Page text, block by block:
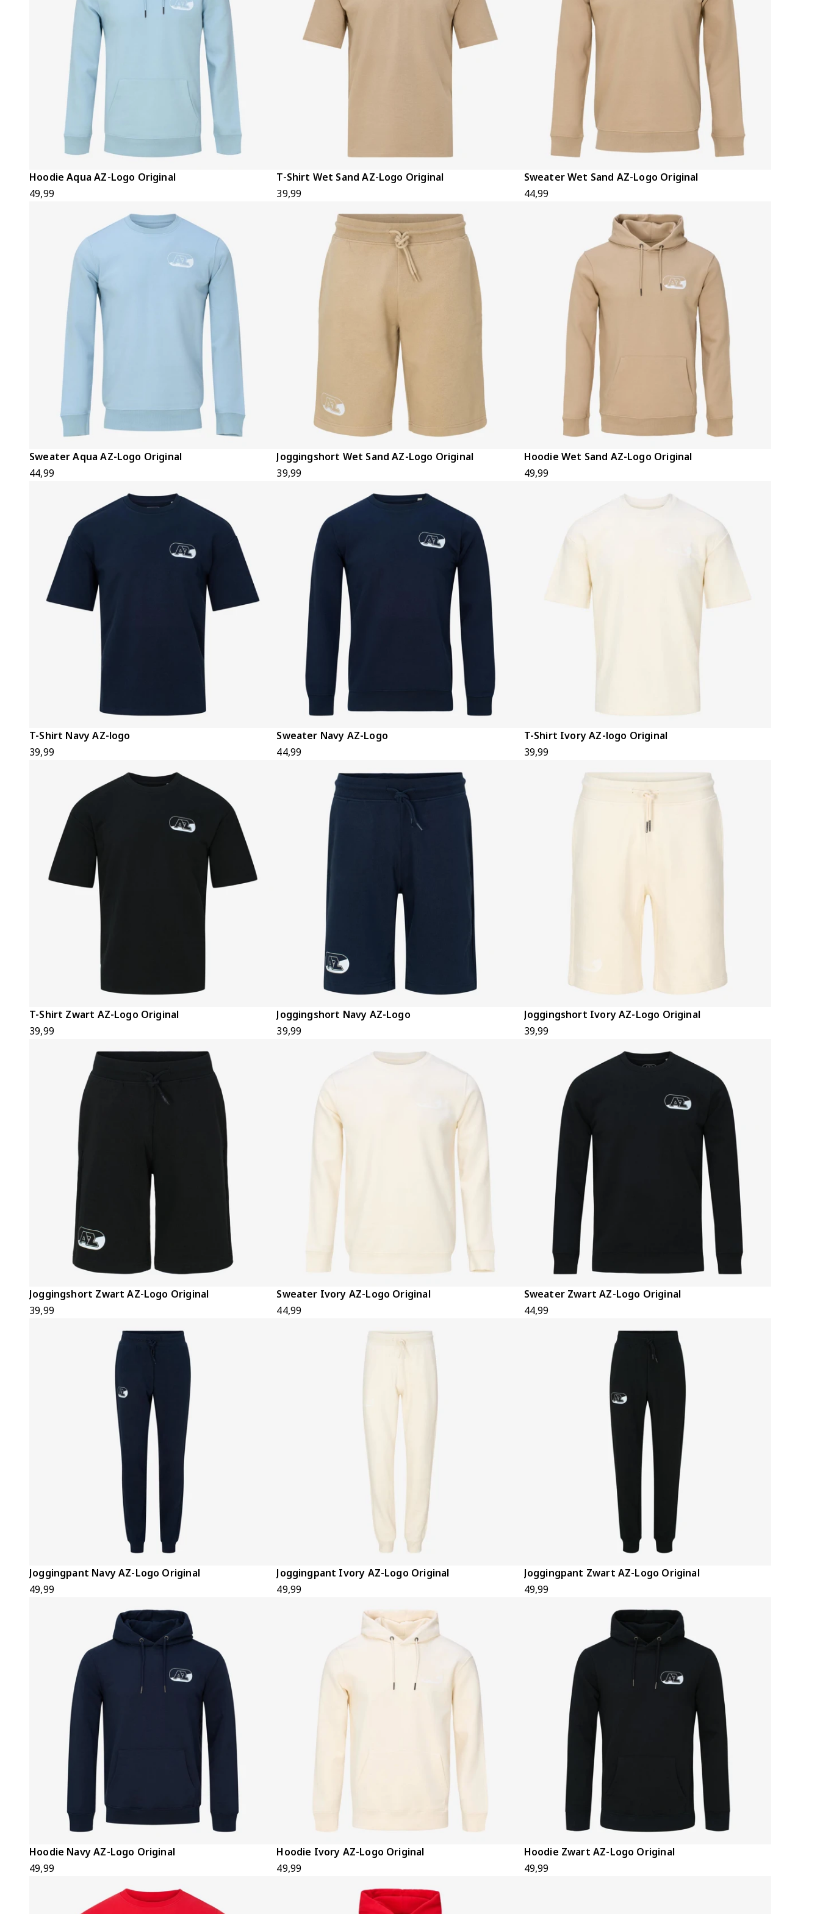
Hoodie Aqua AZ-Logo Original
49,99
T-Shirt Wet Sand AZ-Logo Original
39,99
Sweater Wet Sand AZ-Logo Original
44,99
Sweater Aqua AZ-Logo Original
44,99
Joggingshort Wet Sand AZ-Logo Original
39,99
Hoodie Wet Sand AZ-Logo Original
49,99
T-Shirt Navy AZ-logo
39,99
Sweater Navy AZ-Logo
44,99
T-Shirt Ivory AZ-logo Original
39,99
T-Shirt Zwart AZ-Logo Original
39,99
Joggingshort Navy AZ-Logo
39,99
Joggingshort Ivory AZ-Logo Original
39,99
Joggingshort Zwart AZ-Logo Original
39,99
Sweater Ivory AZ-Logo Original
44,99
Sweater Zwart AZ-Logo Original
44,99
Joggingpant Navy AZ-Logo Original
49,99
Joggingpant Ivory AZ-Logo Original
49,99
Joggingpant Zwart AZ-Logo Original
49,99
Hoodie Navy AZ-Logo Original
49,99
Hoodie Ivory AZ-Logo Original
49,99
Hoodie Zwart AZ-Logo Original
49,99